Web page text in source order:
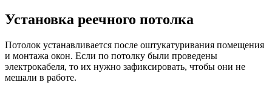
Установка реечного потолка
Потолок устанавливается после оштукатуривания помещения
и монтажа окон. Если по потолку были проведены
электрокабеля, то их нужно зафиксировать, чтобы они не
мешали в работе.